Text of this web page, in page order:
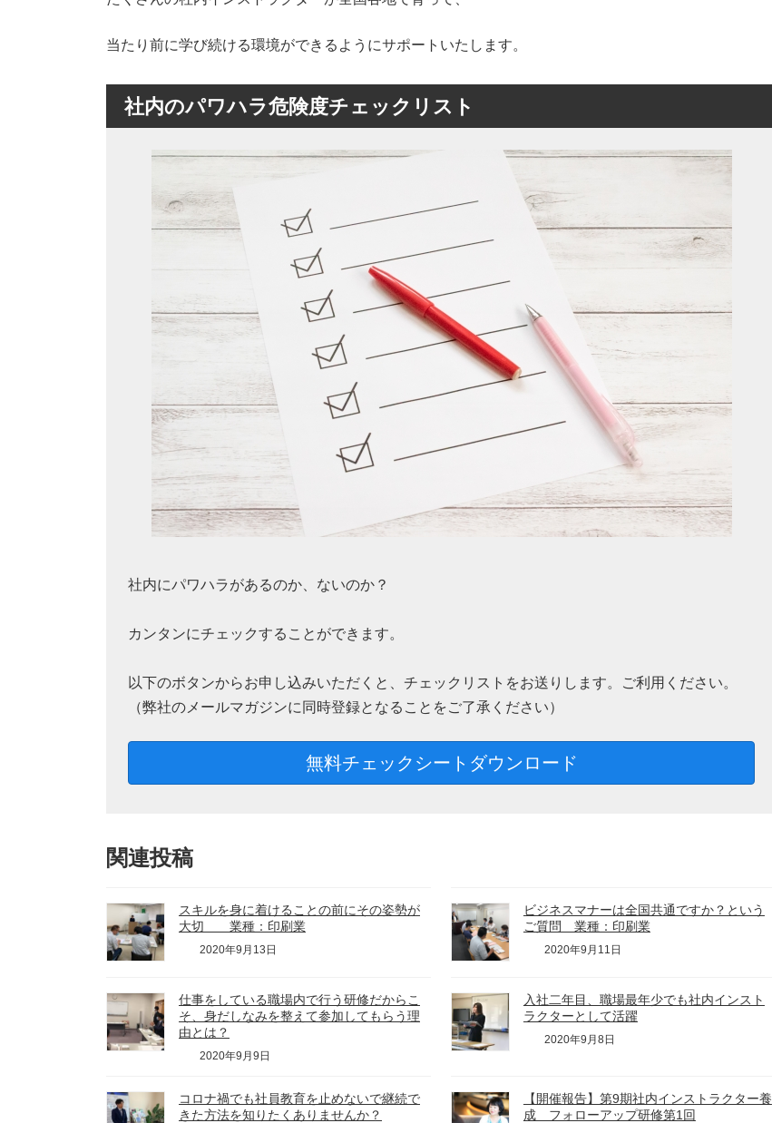
当たり前に学び続ける環境ができるようにサポートいたします。
社内のパワハラ危険度チェックリスト
社内にパワハラがあるのか、ないのか？
カンタンにチェックすることができます。
以下のボタンからお申し込みいただくと、チェックリストをお送りします。ご利用ください。
（弊社のメールマガジンに同時登録となることをご了承ください）
無料チェックシートダウンロード
関連投稿
スキルを身に着けることの前にその姿勢が
大切 業種：印刷業
2020年9月13日
ビジネスマナーは全国共通ですか？という
ご質問 業種：印刷業
2020年9月11日
仕事をしている職場内で行う研修だからこ
そ、身だしなみを整えて参加してもらう理
由とは？
2020年9月9日
入社二年目、職場最年少でも社内インスト
ラクターとして活躍
2020年9月8日
コロナ禍でも社員教育を止めないで継続で
きた方法を知りたくありませんか？
【開催報告】第9期社内インストラクター養
成 フォローアップ研修第1回